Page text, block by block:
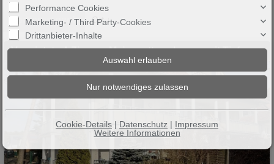
Sortieren nach Ort ↓
Vermietete 4-Zimmer-Maisonettewohnung mit Tiefgaragenstellplatz – attraktive Kapitalanlage in Alt Ruppin
Performance Cookies
Marketing- / Third Party-Cookies
Drittanbieter-Inhalte
Cookie-Details | Datenschutz | Impressum
Weitere Informationen